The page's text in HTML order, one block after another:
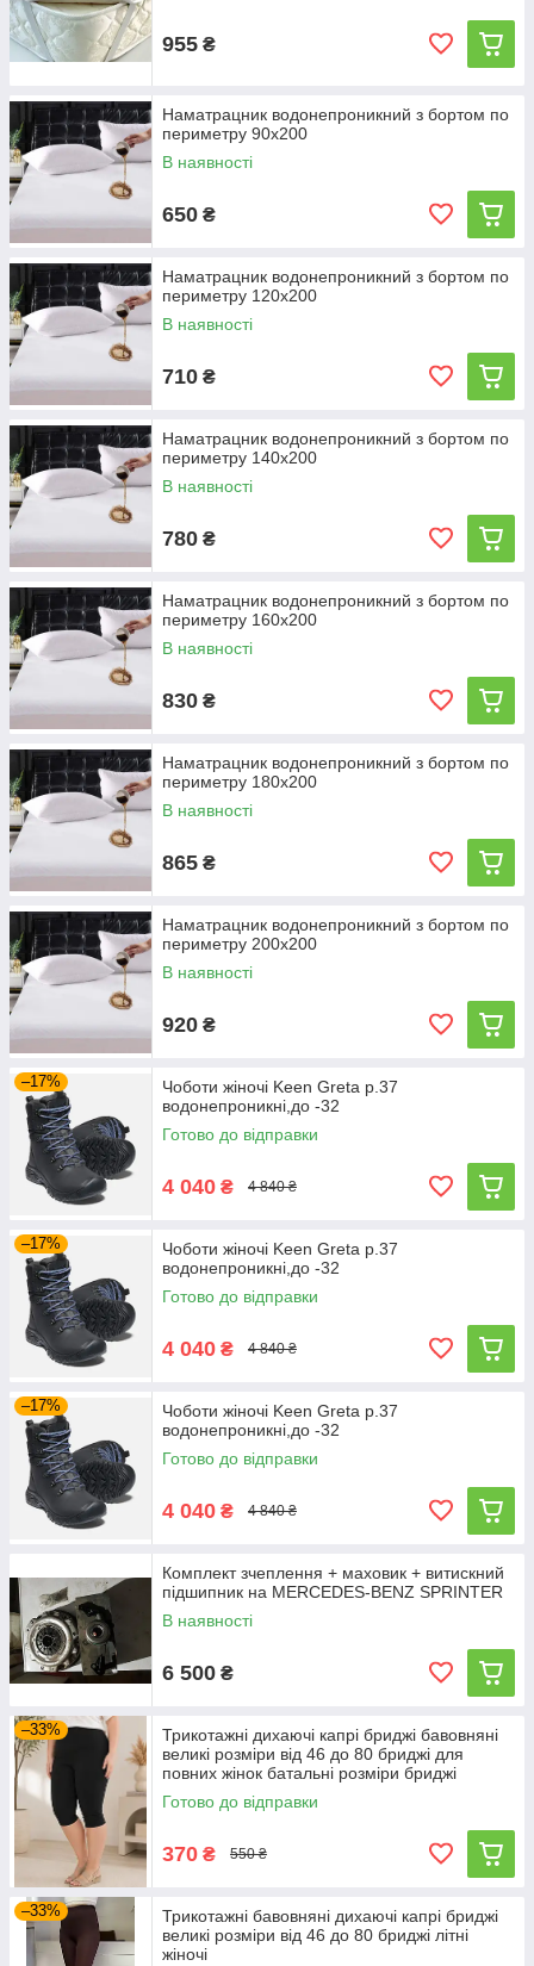
955 ₴
Наматрацник водонепроникний з бортом по
периметру 90х200
В наявності
650 ₴
Наматрацник водонепроникний з бортом по
периметру 120х200
В наявності
710 ₴
Наматрацник водонепроникний з бортом по
периметру 140х200
В наявності
780 ₴
Наматрацник водонепроникний з бортом по
периметру 160х200
В наявності
830 ₴
Наматрацник водонепроникний з бортом по
периметру 180х200
В наявності
865 ₴
Наматрацник водонепроникний з бортом по
периметру 200х200
В наявності
920 ₴
–17%
Чоботи жіночі Keen Greta р.37
водонепроникні,до -32
Готово до відправки
4 040 ₴ 4 840 ₴
–17%
Чоботи жіночі Keen Greta р.37
водонепроникні,до -32
Готово до відправки
4 040 ₴ 4 840 ₴
–17%
Чоботи жіночі Keen Greta р.37
водонепроникні,до -32
Готово до відправки
4 040 ₴ 4 840 ₴
Комплект зчеплення + маховик + витискний
підшипник на MERCEDES-BENZ SPRINTER
В наявності
6 500 ₴
–33%
Трикотажні дихаючі капрі бриджі бавовняні
великі розміри від 46 до 80 бриджі для
повних жінок батальні розміри бриджі
Готово до відправки
370 ₴ 550 ₴
–33%
Трикотажні бавовняні дихаючі капрі бриджі
великі розміри від 46 до 80 бриджі літні
жіночі